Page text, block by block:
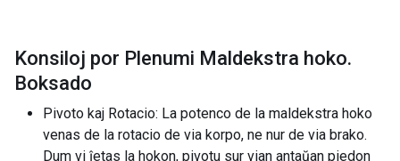
Konsiloj por Plenumi Maldekstra hoko.
Boksado
Pivoto kaj Rotacio: La potenco de la maldekstra hoko
venas de la rotacio de via korpo, ne nur de via brako.
Dum vi ĵetas la hokon, pivotu sur vian antaŭan piedon